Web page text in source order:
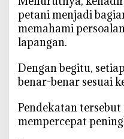
petani menjadi
memahami
lapangan.
‎Dengan begitu,
benar-benar sesuai
‎Pendekatan
mempercepat